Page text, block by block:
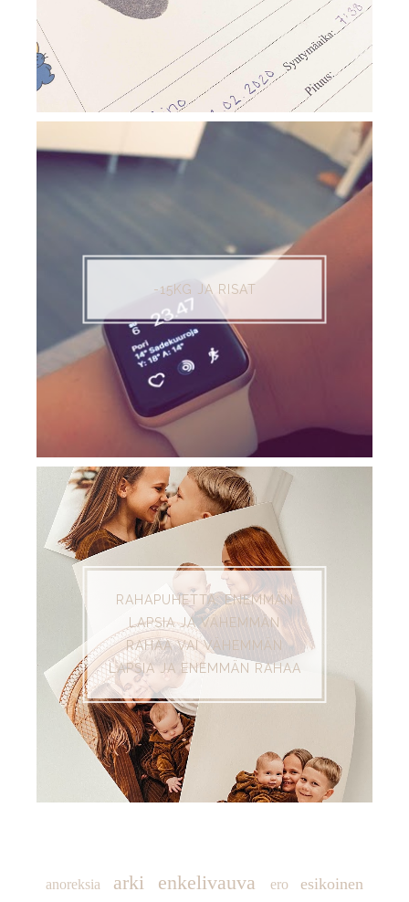
-15KG JA RISAT
RAHAPUHETTA: ENEMMÄN
LAPSIA JA VÄHEMMÄN
RAHAA VAI VÄHEMMÄN
LAPSIA JA ENEMMÄN RAHAA
anoreksia arki enkelivauva ero esikoinen